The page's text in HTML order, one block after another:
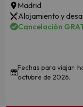
Madrid
Alojamiento y
Cancelación
Fechas para viajar:
octubre de 2026.